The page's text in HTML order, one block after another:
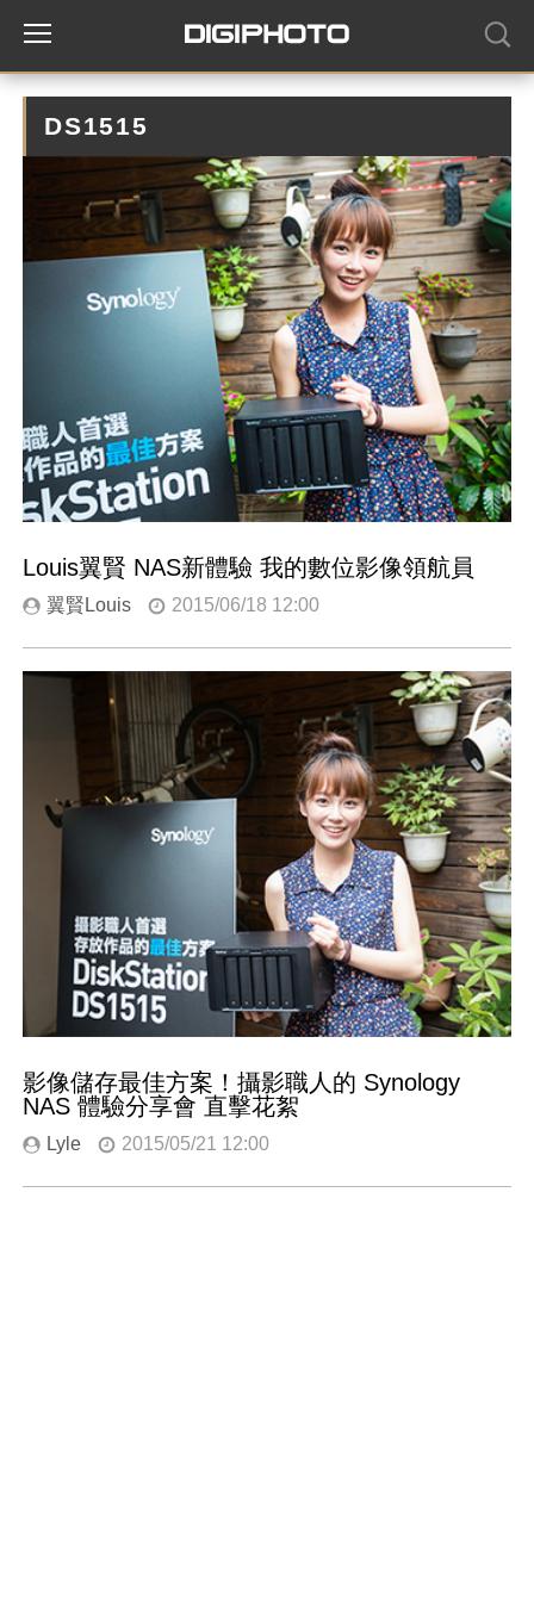
DS1515
Louis翼賢 NAS新體驗 我的數位影像領航員
翼賢Louis 2015/06/18 12:00
影像儲存最佳方案！攝影職人的 Synology
NAS 體驗分享會 直擊花絮
Lyle 2015/05/21 12:00